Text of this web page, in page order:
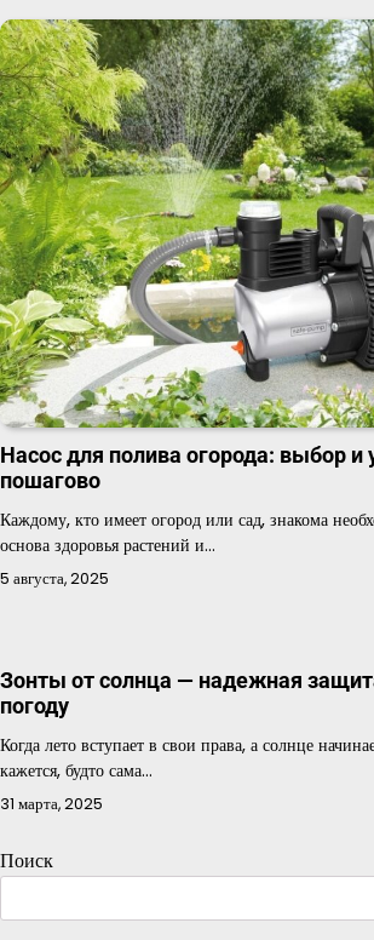
Насос для полива огорода: выбор и
пошагово
Каждому, кто имеет огород или сад, знакома
основа здоровья растений и…
5 августа, 2025
Зонты от солнца — надежная
погоду
Когда лето вступает в свои права, а солнце
кажется, будто сама…
31 марта, 2025
Поиск